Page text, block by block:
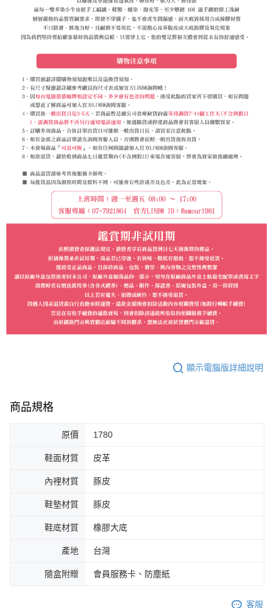
顯示電腦版詳細說明
商品規格
原價 1780
鞋面材質 皮革
內裡材質 豚皮
鞋墊材質 豚皮
鞋底材質 橡膠大底
產地 台灣
隨盒附贈 會員服務卡、防塵紙
客服